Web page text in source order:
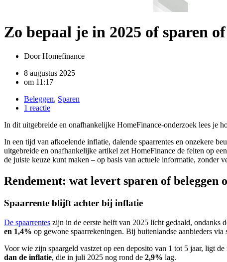
Zo bepaal je in 2025 of sparen
DoorHomefinance
8 augustus 2025
om 11:17
Beleggen, Sparen
1 reactie
In dit uitgebreide en onafhankelijke HomeFinance-onderzoek lees je
In een tijd van afkoelende inflatie, dalende spaarrentes en onzekere
uitgebreide en onafhankelijke artikel zet HomeFinance de feiten op
de juiste keuze kunt maken – op basis van actuele informatie, zonder
Rendement: wat levert sparen of beleggen
Spaarrente blijft achter bij inflatie
De spaarrentes zijn in de eerste helft van 2025 licht gedaald, ondanks
en 1,4% op gewone spaarrekeningen. Bij buitenlandse aanbieders
Voor wie zijn spaargeld vastzet op een deposito van 1 tot 5 jaar, ligt de
dan de inflatie, die in juli 2025 nog rond de 2,9% lag.